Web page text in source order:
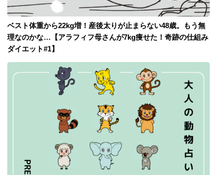
ベスト体重から22kg増！産後太りが止まらない48歳。もう無
理なのかな…【アラフィフ母さんが7kg痩せた！奇跡の仕組み
ダイエット#1】